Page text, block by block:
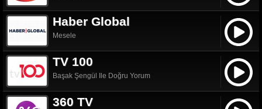
Haber Global
Mesele
TV 100
Başak Şengül Ile Doğru Yorum
360 TV